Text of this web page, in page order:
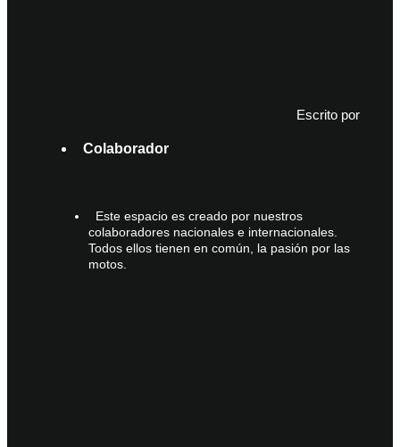
Escrito por
Colaborador
Este espacio es creado por nuestros
colaboradores nacionales e internacionales.
Todos ellos tienen en común, la pasión por las
motos.